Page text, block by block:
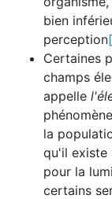
bien
perception
Certaines
champs
appelle
la
qu'il existe
pour la
certains